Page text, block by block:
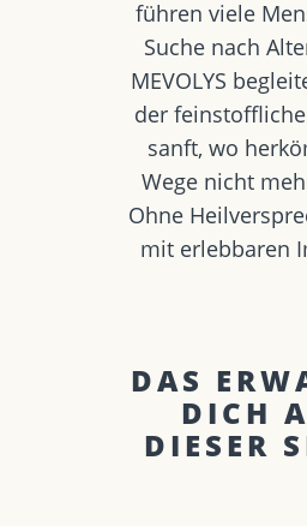
führen viele
Suche nach
MEVOLYS
der
sanft, wo
Wege nicht
Ohne
mit erlebbaren
DAS
DICH
DIESER